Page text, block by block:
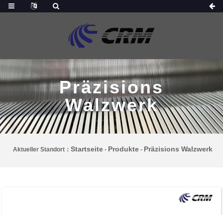
Präzisions
Walzwerk
Aktueller Standort： Startseite - Produkte - Präzisions Walzwerk